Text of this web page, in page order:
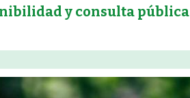
y consulta pública